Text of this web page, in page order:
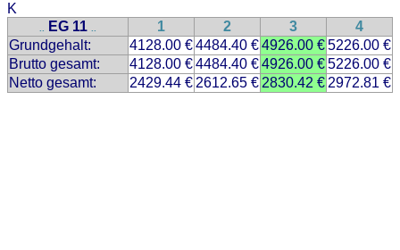
K
.. EG 11 .. 1 2 3
4
Grundgehalt:
4128.00 €4484.40 €4926.00 €5226.00 €
Brutto gesamt:
4128.00 €4484.40 €4926.00 €5226.00 €
Netto gesamt:
2429.44 € 2612.65 € 2830.42 € 2972.81 €